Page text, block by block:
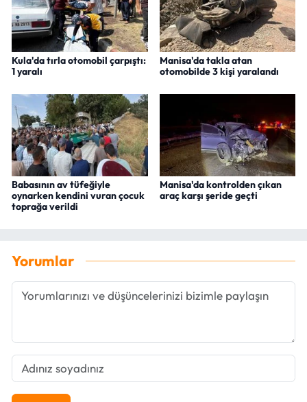
Kula'da tırla otomobil çarpıştı:
1 yaralı
Manisa'da takla atan
otomobilde 3 kişi yaralandı
Babasının av tüfeğiyle
oynarken kendini vuran çocuk
toprağa verildi
Manisa'da kontrolden çıkan
araç karşı şeride geçti
Yorumlar